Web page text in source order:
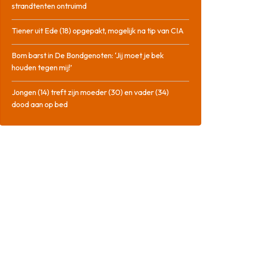
strandtenten ontruimd
Tiener uit Ede (18) opgepakt, mogelijk na tip van CIA
Bom barst in De Bondgenoten: ‘Jij moet je bek
houden tegen mij!’
Jongen (14) treft zijn moeder (30) en vader (34)
dood aan op bed